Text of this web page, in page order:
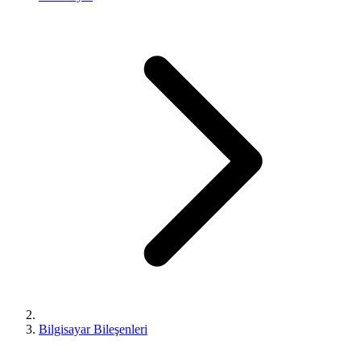
Bilgisayar Bileşenleri